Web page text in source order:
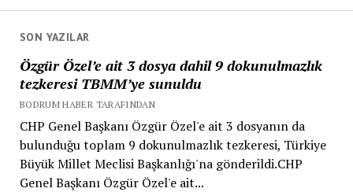
SON YAZILAR
Özgür Özel’e ait 3 dosya dahil 9 dokunulmazlık
tezkeresi TBMM’ye sunuldu
BODRUM HABER TARAFINDAN
CHP Genel Başkanı Özgür Özel'e ait 3 dosyanın da
bulunduğu toplam 9 dokunulmazlık tezkeresi, Türkiye
Büyük Millet Meclisi Başkanlığı'na gönderildi.CHP
Genel Başkanı Özgür Özel'e ait...